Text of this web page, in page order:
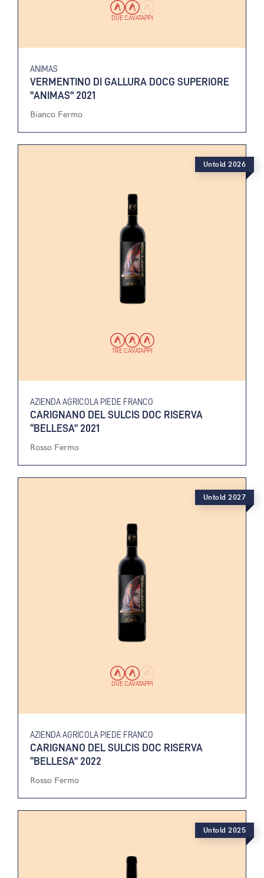
DUE CAVATAPPI
ANIMAS
VERMENTINO DI GALLURA DOCG SUPERIORE
"ANIMAS" 2021
Bianco Fermo
TRE CAVATAPPI
AZIENDA AGRICOLA PIEDE FRANCO
CARIGNANO DEL SULCIS DOC RISERVA
“BELLESA” 2021
Rosso Fermo
Untold 2026
DUE CAVATAPPI
AZIENDA AGRICOLA PIEDE FRANCO
CARIGNANO DEL SULCIS DOC RISERVA
“BELLESA” 2022
Rosso Fermo
Untold 2027
Untold 2025